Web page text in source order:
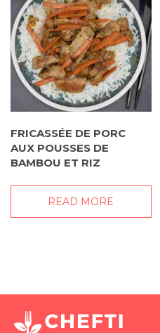
Les
options
peuvent
être
choisies
page
du
FRICASSÉE DE PORC
AUX POUSSES DE
BAMBOU ET RIZ
READ MORE